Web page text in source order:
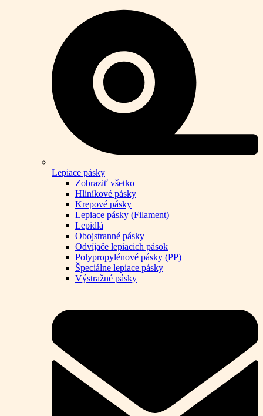
Lepiace pásky
Zobraziť všetko
Hliníkové pásky
Krepové pásky
Lepiace pásky (Filament)
Lepidlá
Obojstranné pásky
Odvíjače lepiacich pások
Polypropylénové pásky (PP)
Špeciálne lepiace pásky
Výstražné pásky